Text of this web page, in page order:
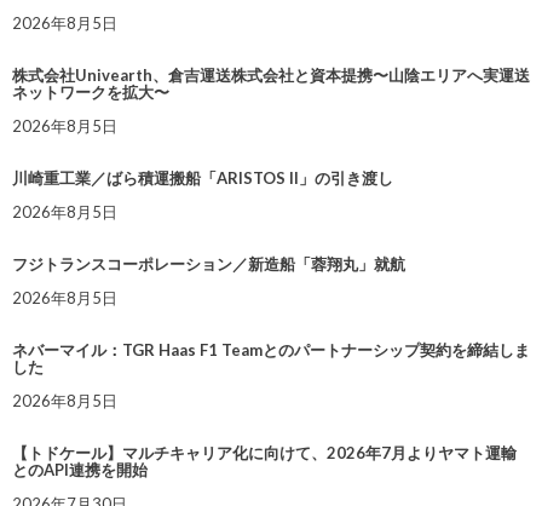
2026年8月5日
株式会社Univearth、倉吉運送株式会社と資本提携〜山陰エリアへ実運送
ネットワークを拡大〜
2026年8月5日
川崎重工業／ばら積運搬船「ARISTOS II」の引き渡し
2026年8月5日
フジトランスコーポレーション／新造船「蓉翔丸」就航
2026年8月5日
ネバーマイル：TGR Haas F1 Teamとのパートナーシップ契約を締結しま
した
2026年8月5日
【トドケール】マルチキャリア化に向けて、2026年7月よりヤマト運輸
とのAPI連携を開始